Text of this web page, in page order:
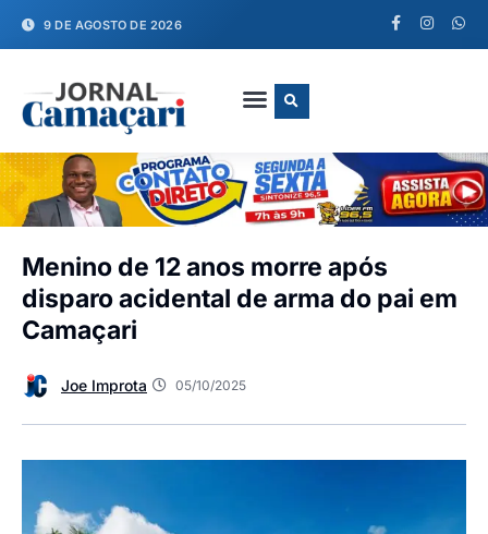
9 DE AGOSTO DE 2026
Menino de 12 anos morre após
disparo acidental de arma do pai em
Camaçari
Joe Improta 05/10/2025